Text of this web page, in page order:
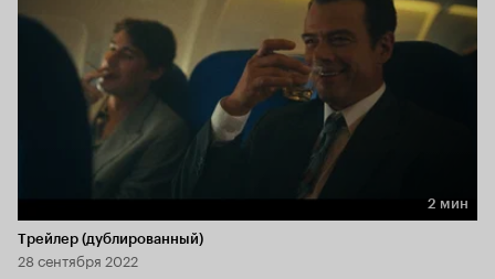
Длительность 2 мин
2 мин
Трейлер (дублированный)
28 сентября 2022